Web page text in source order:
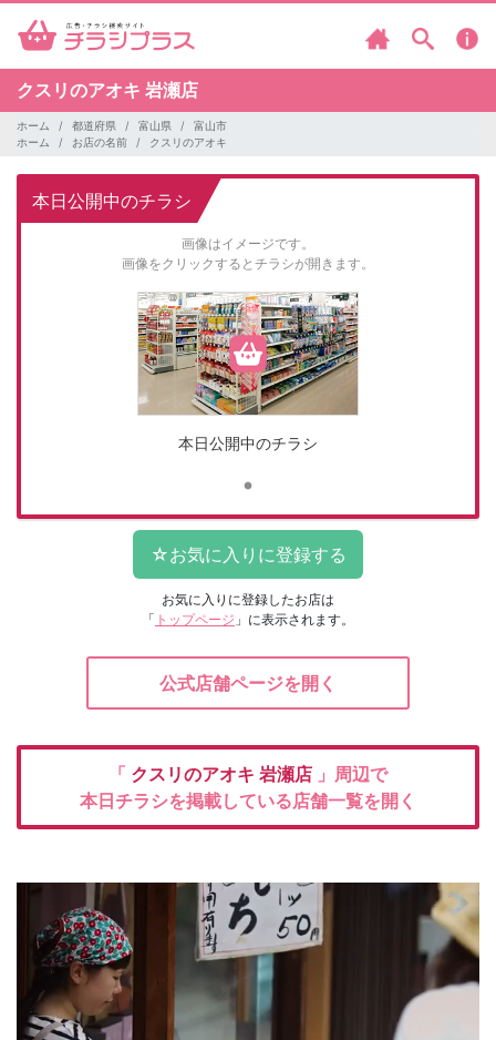
クスリのアオキ 岩瀬店
ホーム 都道府県 富山県
富山市
ホーム
お店の名前 クスリのアオキ
本日公開中のチラシ
画像はイメージです。
画像をクリックするとチラシが開きます。
本日公開中のチラシ
お気に入りに登録したお店は
「 トップページ 」に表示されます。
公式店舗ページを開く
「 クスリのアオキ 岩瀬店 」周辺で
本日チラシを掲載している店舗一覧を開く